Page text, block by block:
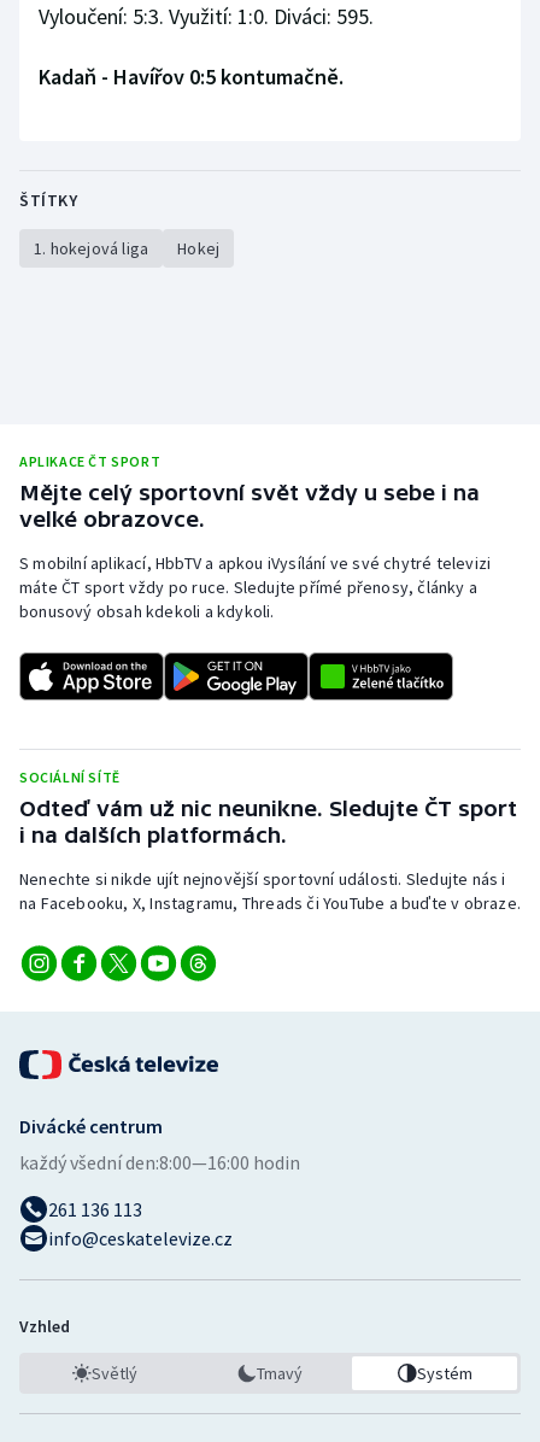
Vyloučení: 5:3. Využití: 1:0. Diváci: 595.
Kadaň - Havířov 0:5 kontumačně.
ŠTÍTKY
1. hokejová liga Hokej
APLIKACE ČT SPORT
Mějte celý sportovní svět vždy u sebe i na
velké obrazovce.
S mobilní aplikací, HbbTV a apkou iVysílání ve své chytré televizi
máte ČT sport vždy po ruce. Sledujte přímé přenosy, články a
bonusový obsah kdekoli a kdykoli.
SOCIÁLNÍ SÍTĚ
Odteď vám už nic neunikne. Sledujte ČT sport
i na dalších platformách.
Nenechte si nikde ujít nejnovější sportovní události. Sledujte nás i
na Facebooku, X, Instagramu, Threads či YouTube a buďte v obraze.
Divácké centrum
každý všední den:8:00—16:00 hodin
261 136 113
info@ceskatelevize.cz
Vzhled
Světlý Tmavý Systém